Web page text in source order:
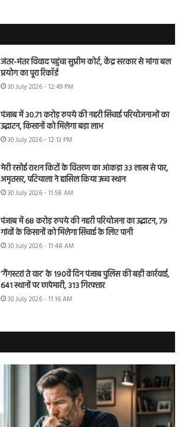
जंतर-मंतर विवाद पहुंचा सुप्रीम कोर्ट, केंद्र सरकार से मांगा बल
प्रयोग का पूरा रिकॉर्ड
30 July 2026 - 12:49 PM
पंजाब में 30.71 करोड़ रुपये की नहरी सिंचाई परियोजनाओं का
उद्घाटन, किसानों को मिलेगा बड़ा लाभ
30 July 2026 - 12:13 PM
मेरी रसोई राशन किटों के वितरण का आंकड़ा 33 लाख से पार,
अमृतसर, पटियाला ने हासिल किया उच्च स्थान
30 July 2026 - 11:58 AM
पंजाब में 68 करोड़ रुपये की नहरी परियोजना का उद्घाटन, 79
गांवों के किसानों को मिलेगा सिंचाई के लिए पानी
30 July 2026 - 11:48 AM
‘गैंगस्टरां ते वार’ के 190वें दिन पंजाब पुलिस की बड़ी कार्रवाई,
641 स्थानों पर छापेमारी, 313 गिरफ्तार
30 July 2026 - 11:16 AM